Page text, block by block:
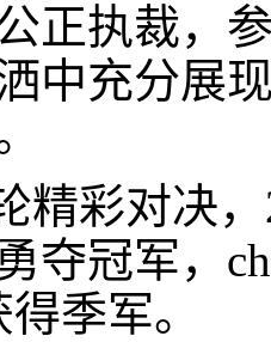
正执裁，
中充分展
精彩对决
夺冠军，
季军。